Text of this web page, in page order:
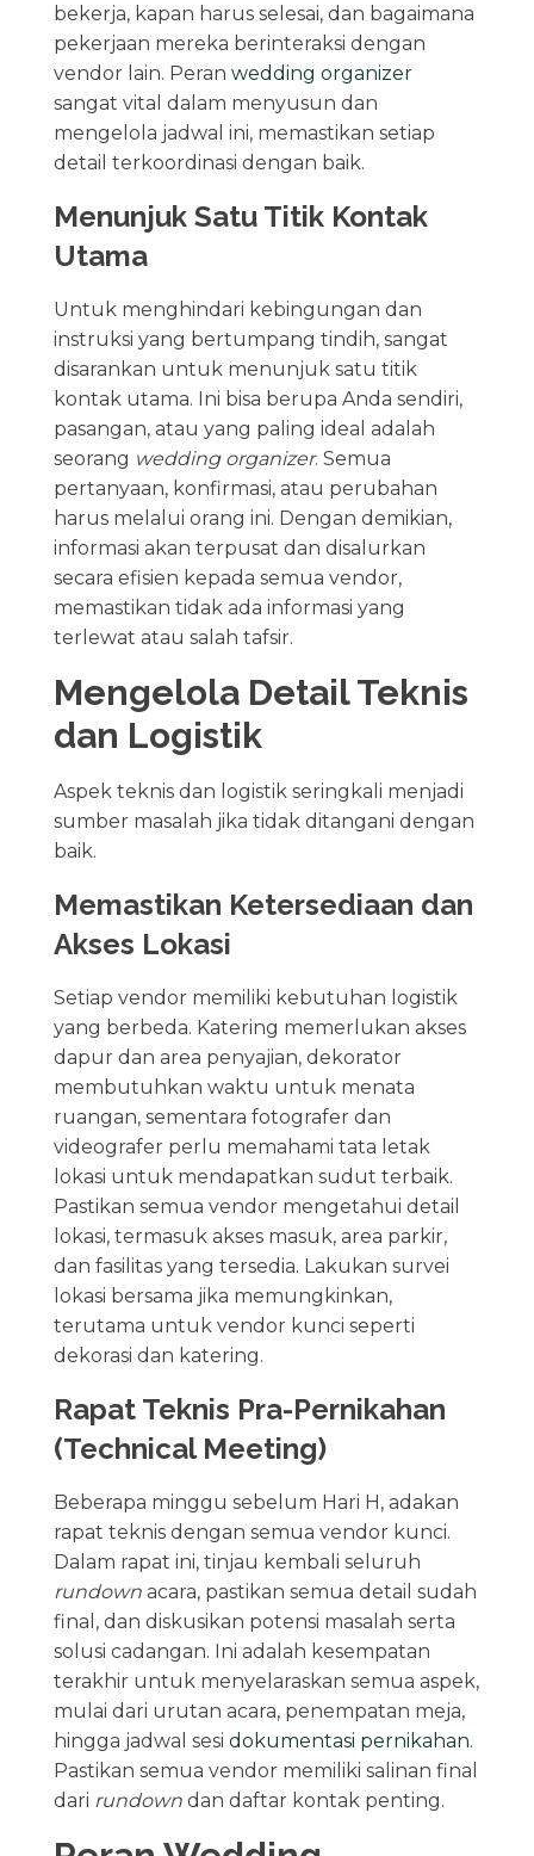
bekerja, kapan harus selesai, dan bagaimana
pekerjaan mereka berinteraksi dengan
vendor lain. Peran wedding organizer
sangat vital dalam menyusun dan
mengelola jadwal ini, memastikan setiap
detail terkoordinasi dengan baik.
Menunjuk Satu Titik Kontak
Utama
Untuk menghindari kebingungan dan
instruksi yang bertumpang tindih, sangat
disarankan untuk menunjuk satu titik
kontak utama. Ini bisa berupa Anda sendiri,
pasangan, atau yang paling ideal adalah
seorang wedding organizer. Semua
pertanyaan, konfirmasi, atau perubahan
harus melalui orang ini. Dengan demikian,
informasi akan terpusat dan disalurkan
secara efisien kepada semua vendor,
memastikan tidak ada informasi yang
terlewat atau salah tafsir.
Mengelola Detail Teknis
dan Logistik
Aspek teknis dan logistik seringkali menjadi
sumber masalah jika tidak ditangani dengan
baik.
Memastikan Ketersediaan dan
Akses Lokasi
Setiap vendor memiliki kebutuhan logistik
yang berbeda. Katering memerlukan akses
dapur dan area penyajian, dekorator
membutuhkan waktu untuk menata
ruangan, sementara fotografer dan
videografer perlu memahami tata letak
lokasi untuk mendapatkan sudut terbaik.
Pastikan semua vendor mengetahui detail
lokasi, termasuk akses masuk, area parkir,
dan fasilitas yang tersedia. Lakukan survei
lokasi bersama jika memungkinkan,
terutama untuk vendor kunci seperti
dekorasi dan katering.
Rapat Teknis Pra-Pernikahan
(Technical Meeting)
Beberapa minggu sebelum Hari H, adakan
rapat teknis dengan semua vendor kunci.
Dalam rapat ini, tinjau kembali seluruh
rundownacara, pastikan semua detail sudah
final, dan diskusikan potensi masalah serta
solusi cadangan. Ini adalah kesempatan
terakhir untuk menyelaraskan semua aspek,
mulai dari urutan acara, penempatan meja,
hingga jadwal sesi dokumentasi pernikahan.
Pastikan semua vendor memiliki salinan final
dari rundowndan daftar kontak penting.